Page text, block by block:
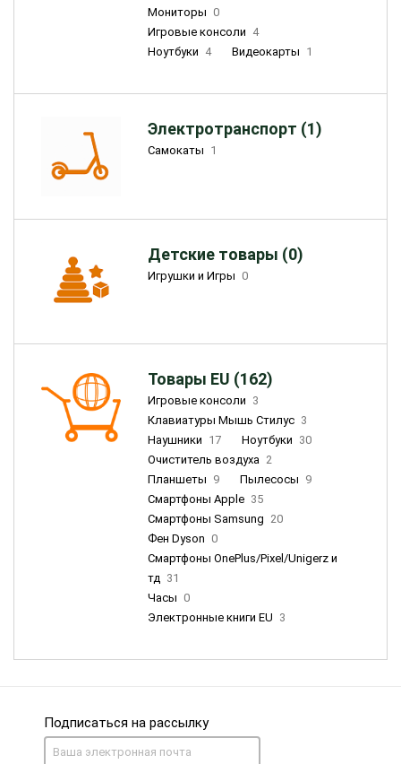
Мониторы 0
Игровые консоли 4
Ноутбуки 4 Видеокарты 1
Электротранспорт (1)
Самокаты 1
Детские товары (0)
Игрушки и Игры 0
Товары EU (162)
Игровые консоли 3
Клавиатуры Мышь Стилус 3
Наушники 17 Ноутбуки 30
Очиститель воздуха 2
Планшеты 9 Пылесосы 9
Смартфоны Apple 35
Смартфоны Samsung 20
Фен Dyson 0
Смартфоны OnePlus/Pixel/Unigerz и
тд 31
Часы 0
Электронные книги EU 3
Подписаться на рассылку